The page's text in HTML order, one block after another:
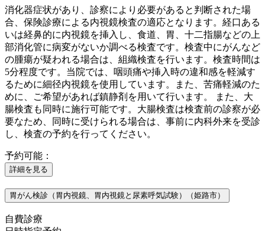
消化器症状があり、診察により必要があると判断された場
合、保険診療による内視鏡検査の適応となります。経口ある
いは経鼻的に内視鏡を挿入し、食道、胃、十二指腸などの上
部消化管に病変がないか調べる検査です。検査中にがんなど
の腫瘍が疑われる場合は、組織検査を行います。検査時間は
5分程度です。当院では、咽頭痛や挿入時の違和感を軽減す
るために細径内視鏡を使用しています。また、苦痛軽減のた
めに、ご希望があれば鎮静剤を用いて行います。 また、大
腸検査も同時に施行可能です。大腸検査は検査前の診察が必
要なため、同時に受けられる場合は、事前に内科外来を受診
し、検査の予約を行ってください。
予約可能：
詳細を見る
胃がん検診（胃内視鏡、胃内視鏡と尿素呼気試験）（姫路市）
自費診療